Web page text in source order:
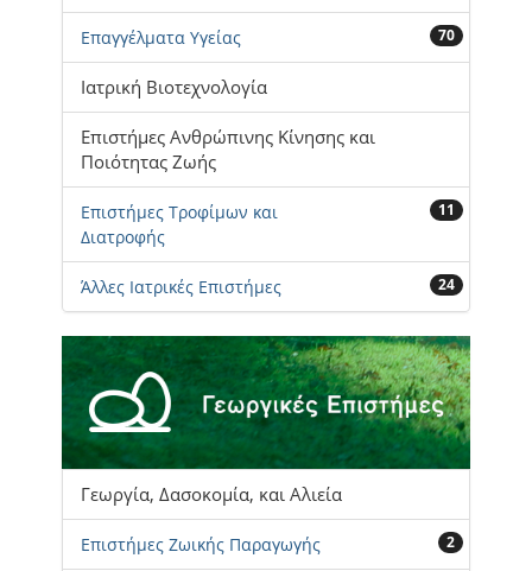
Επαγγέλματα Υγείας 70
Ιατρική Βιοτεχνολογία
Επιστήμες Ανθρώπινης Κίνησης και
Ποιότητας Ζωής
Επιστήμες Τροφίμων και
Διατροφής
11
Άλλες Ιατρικές Επιστήμες 24
Γεωργία, Δασοκομία, και Αλιεία
Επιστήμες Ζωικής Παραγωγής 2